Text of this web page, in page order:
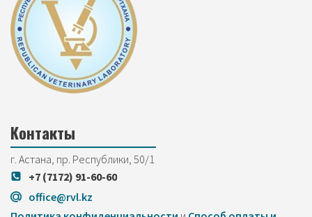
Контакты
г. Астана, пр. Республики, 50/1
+7 (7172) 91-60-60
office@rvl.kz